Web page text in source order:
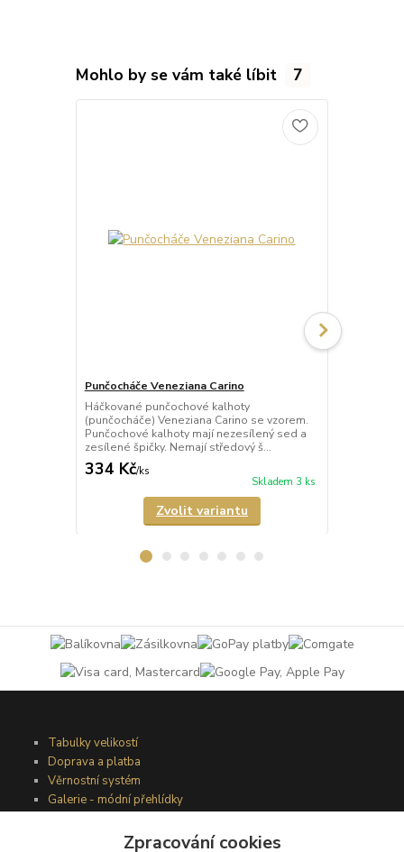
Mohlo by se vám také líbit 7
Punčocháče Veneziana Carino
Háčkované punčochové kalhoty
(punčocháče) Veneziana Carino se vzorem.
Punčochové kalhoty mají nezesílený sed a
zesílené špičky. Nemají středový š...
334 Kč/ks
Skladem 3 ks
Zvolit variantu
Tabulky velikostí
Doprava a platba
Věrnostní systém
Galerie - módní přehlídky
Zpracování cookies